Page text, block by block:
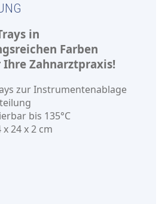
in
Farben
Ihre Zahnarztpraxis!
zur Instrumentenablage
bis 135°C
24 x 2 cm